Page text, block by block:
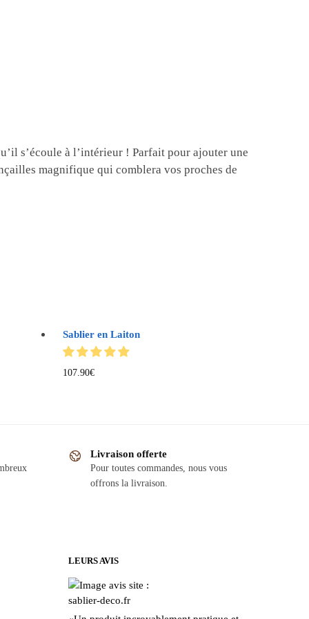
s’écoule à l’intérieur ! Parfait pour ajouter une
magnifique qui comblera vos proches de
Sablier en Laiton
107.90€
Livraison offerte
Pour toutes commandes, nous vous
offrons la livraison.
LEURS AVIS